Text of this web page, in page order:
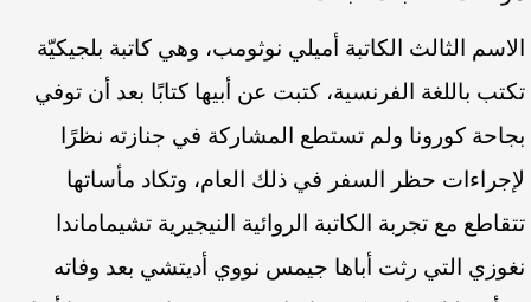
الاسم الثالث الكاتبة أميلي نوثومب، وهي كاتبة بلجيكيّة
تكتب باللغة الفرنسية، كتبت عن أبيها كتابًا بعد أن توفي
بجاحة كورونا ولم تستطع المشاركة في جنازته نظرًا
لإجراءات حظر السفر في ذلك العام، وتكاد مأساتها
تتقاطع مع تجربة الكاتبة الروائية النيجيرية تشيماماندا
نغوزي التي رثت أباها جيمس نووي أديتشي بعد وفاته